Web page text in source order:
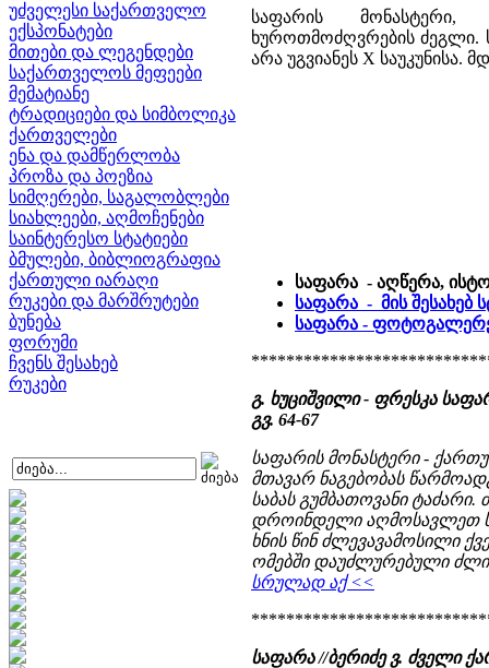
უძველესი საქართველო
ექსპონატები
მითები და ლეგენდები
საქართველოს მეფეები
მემატიანე
ტრადიციები და სიმბოლიკა
ქართველები
ენა და დამწერლობა
პროზა და პოეზია
სიმღერები, საგალობლები
სიახლეები, აღმოჩენები
საინტერესო სტატიები
ბმულები, ბიბლიოგრაფია
ქართული იარაღი
რუკები და მარშრუტები
ბუნება
ფორუმი
ჩვენს შესახებ
რუკები
საფარის
ხუროთმოძღვრების ძეგლი.
არა უგვიანეს X საუკუნისა.
საფარა - აღწერა,
საფარა - მის შესახებ
საფარა -
გ. ხუციშვილი - ფრესკა
გვ. 64-67
საფარის მონასტერი -
მთავარ ნაგებობას
საბას გუმბათოვანი
დროინდელი აღმოსავლეთ
ხნის წინ ძლევავამოსილი
ომებში დაუძლურებული
სრულად აქ <<
საფარა //ბერიძე ვ. ძველი